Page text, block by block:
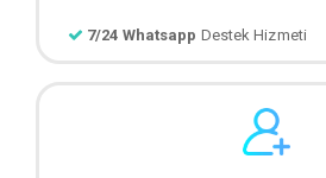
7/24 Whatsapp Destek